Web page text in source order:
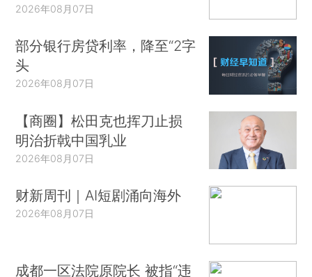
2026年08月07日
部分银行房贷利率，降至“2字
头
2026年08月07日
【商圈】松田克也挥刀止损
明治折戟中国乳业
2026年08月07日
财新周刊｜AI短剧涌向海外
2026年08月07日
成都一区法院原院长 被指“违